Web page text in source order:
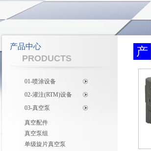
产品中心
PRODUCTS
01-喷涂设备
02-灌注(RTM)设备
03-真空泵
真空配件
真空泵组
单级旋片真空泵
产